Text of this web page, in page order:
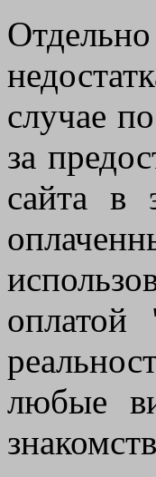
случае
за
сайта в
любые